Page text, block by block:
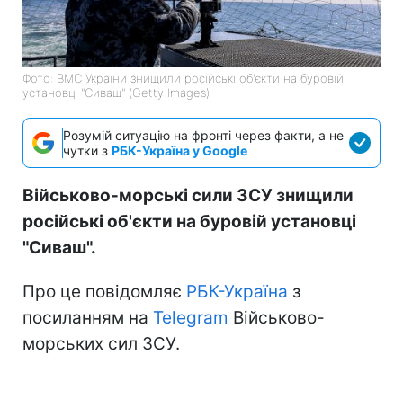
Фото: ВМС України знищили російські об'єкти на буровій
установці "Сиваш" (Getty Images)
Розумій ситуацію на фронті через факти, а не
чутки з РБК-Україна у Google
Військово-морські сили ЗСУ знищили
російські об'єкти на буровій установці
"Сиваш".
Про це повідомляє РБК-Україна з
посиланням на Telegram Військово-
морських сил ЗСУ.